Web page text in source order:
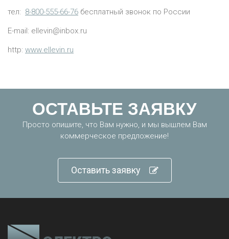
тел: 8-800-555-66-76 бесплатный звонок по России
E-mail: ellevin@inbox.ru
http: www.ellevin.ru
ОСТАВЬТЕ ЗАЯВКУ
Просто опишите, что Вам нужно, и мы вышлем Вам
коммерческое предложение!
Оставить заявку